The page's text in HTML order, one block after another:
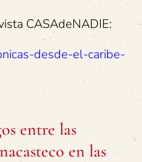
CASAdeNADIE:
desde-el-caribe-
entre las
en las